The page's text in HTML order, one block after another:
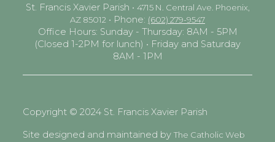
St. Francis Xavier Parish • 4715 N. Central Ave. Phoenix,
AZ 85012 • Phone: (602) 279-9547
Office Hours: Sunday - Thursday: 8AM - 5PM
(Closed 1-2PM for lunch) • Friday and Saturday
8AM - 1PM
Copyright © 2024 St. Francis Xavier Parish
Site designed and maintained byThe Catholic Web